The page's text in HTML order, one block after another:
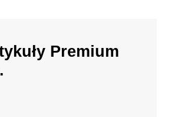
Premium